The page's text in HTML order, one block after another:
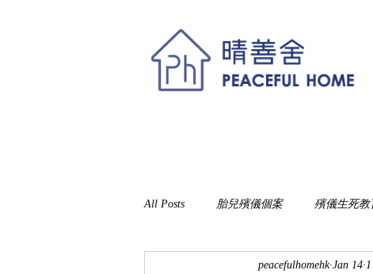
All Posts 胎兒殯儀個案 殯儀生死教
peacefulhomehk Jan 14